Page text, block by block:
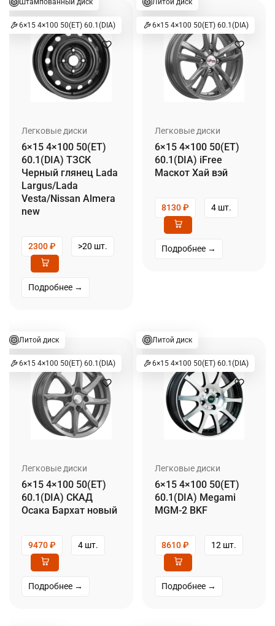
Штампованный диск
6×15 4×100 50(ET) 60.1(DIA)
Легковые диски
6×15 4×100 50(ET)
60.1(DIA) ТЗСК
Черный глянец Lada
Largus/Lada
Vesta/Nissan Almera
new
2300₽ >20 шт.
Подробнее →
Литой диск
6×15 4×100 50(ET) 60.1(DIA)
Легковые диски
6×15 4×100 50(ET)
60.1(DIA) iFree
Маскот Хай вэй
8130₽ 4 шт.
Подробнее →
Литой диск
6×15 4×100 50(ET) 60.1(DIA)
Легковые диски
6×15 4×100 50(ET)
60.1(DIA) СКАД
Осака Бархат новый
9470₽ 4 шт.
Подробнее →
Литой диск
6×15 4×100 50(ET) 60.1(DIA)
Легковые диски
6×15 4×100 50(ET)
60.1(DIA) Megami
MGM-2 BKF
8610₽ 12 шт.
Подробнее →